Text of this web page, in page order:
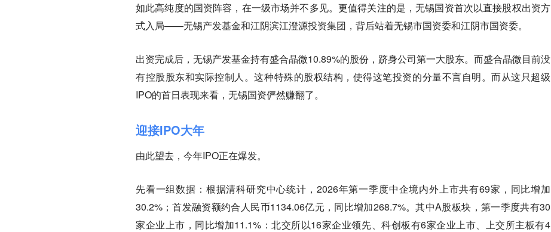
如此高纯度的国资阵容，在一级市场并不多见。更值得关注的是，无锡国资首次以直接股权出资方
式入局——无锡产发基金和江阴滨江澄源投资集团，背后站着无锡市国资委和江阴市国资委。
出资完成后，无锡产发基金持有盛合晶微10.89%的股份，跻身公司第一大股东。而盛合晶微目前没
有控股股东和实际控制人。这种特殊的股权结构，使得这笔投资的分量不言自明。而从这只超级
IPO的首日表现来看，无锡国资俨然赚翻了。
迎接IPO大年
由此望去，今年IPO正在爆发。
先看一组数据：根据清科研究中心统计，2026年第一季度中企境内外上市共有69家，同比增加
30.2%；首发融资额约合人民币1134.06亿元，同比增加268.7%。其中A股板块，第一季度共有30
家企业上市，同比增加11.1%：北交所以16家企业领先、科创板有6家企业上市、上交所主板有4